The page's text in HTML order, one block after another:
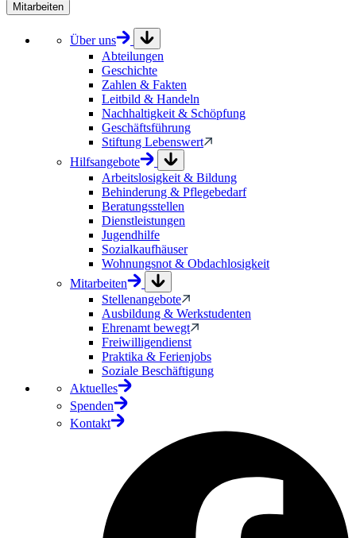
Mitarbeiten
Über uns
Abteilungen
Geschichte
Zahlen & Fakten
Leitbild & Handeln
Nachhaltigkeit & Schöpfung
Geschäftsführung
Stiftung Lebenswert
Hilfsangebote
Arbeitslosigkeit & Bildung
Behinderung & Pflegebedarf
Beratungsstellen
Dienstleistungen
Jugendhilfe
Sozialkaufhäuser
Wohnungsnot & Obdachlosigkeit
Mitarbeiten
Stellenangebote
Ausbildung & Werkstudenten
Ehrenamt bewegt
Freiwilligendienst
Praktika & Ferienjobs
Soziale Beschäftigung
Aktuelles
Spenden
Kontakt